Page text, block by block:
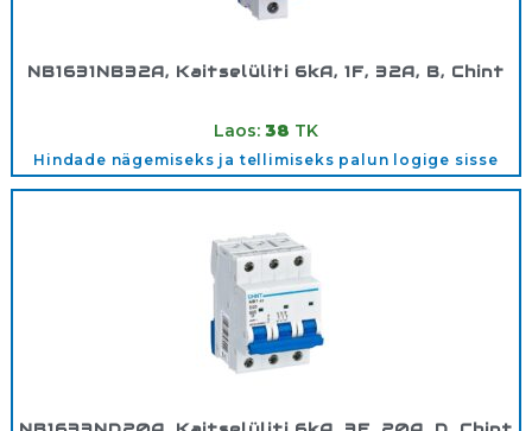
NB1631NB32A, Kaitselüliti 6kA, 1F, 32A, B, Chint
Laos: 38 TK
Hindade nägemiseks ja tellimiseks palun logige sisse